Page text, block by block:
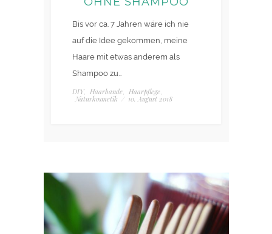
Bis vor ca. 7 Jahren wäre ich nie
auf die Idee gekommen, meine
Haare mit etwas anderem als
Shampoo zu…
DIY, Haarbande, Haarpflege,
Naturkosmetik / 10. August 2018